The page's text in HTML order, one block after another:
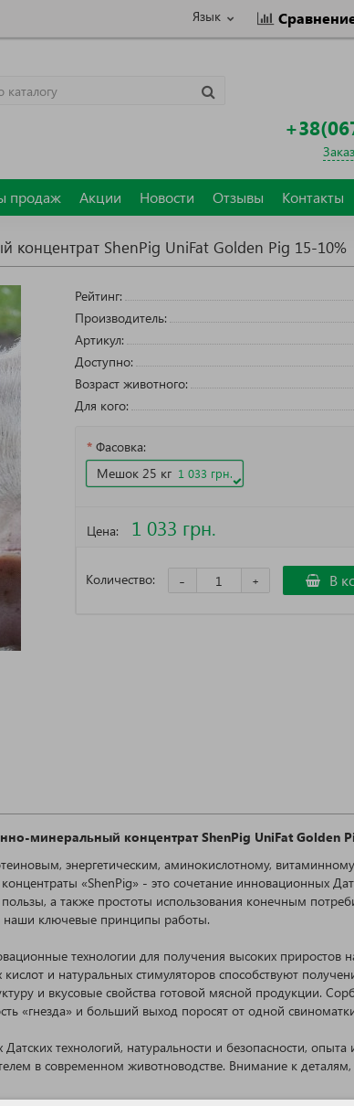
Язык
продаж Акции Новости Отзывы Контакты
ShenPig UniFat Golden Pig 15-10%
Рейтинг:
Производитель:
Артикул:
Доступно:
Возраст животного:
Для кого:
Фасовка:
Мешок 25 кг 1 033 грн.
Цена: 1 033 грн.
Количество: +
- В
минеральный концентрат ShenPig UniFat Golden
энергетическим, аминокислотному,
«ShenPig» - это сочетание инновационных
а также простоты использования конечным
наши ключевые принципы работы.
технологии для получения высоких приростов
и натуральных стимуляторов способствуют
и вкусовые свойства готовой мясной продукции.
«гнезда» и больший выход поросят от одной
технологий, натуральности и безопасности,
в современном животноводстве. Внимание к деталям,